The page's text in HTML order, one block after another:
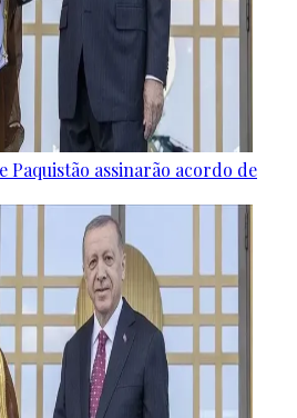
Paquistão assinarão acordo de